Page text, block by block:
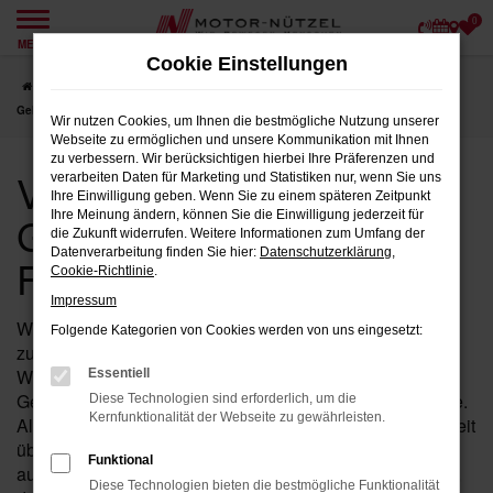
Zum
springen
MENÜ
0
Gebrauchtwagen für Fulda
VW Passat Variant
Gebrauchtwagen für
Fulda
Wenn Sie in der Nähe von Fulda nach einem
zuverlässigen Fahrzeug suchen, das Ihnen Qualität und
Wertigkeit bietet, dann ist ein Passat Variant von VW als
Gebrauchtwagen bei Motor-Nützel die ideale Wahl für Sie.
Als Ihr erfahrenes VW Autohaus in der Nähe von Fulda seit
über 90 Jahren, bieten wir Ihnen eine sorgfältig
ausgewählte Palette an Passat Variant Gebrauchtwagen,
Cookie Einstellungen
Wir nutzen Cookies, um Ihnen die bestmögliche Nutzung unserer
Webseite zu ermöglichen und unsere Kommunikation mit Ihnen
zu verbessern. Wir berücksichtigen hierbei Ihre Präferenzen und
verarbeiten Daten für Marketing und Statistiken nur, wenn Sie uns
Ihre Einwilligung geben. Wenn Sie zu einem späteren Zeitpunkt
Ihre Meinung ändern, können Sie die Einwilligung jederzeit für
die Zukunft widerrufen. Weitere Informationen zum Umfang der
Datenverarbeitung finden Sie hier: Datenschutzerklärung,
Cookie-Richtlinie.
Impressum
Folgende Kategorien von Cookies werden von uns eingesetzt:
Essentiell
Diese Technologien sind erforderlich, um die
Kernfunktionalität der Webseite zu gewährleisten.
Funktional
Diese Technologien bieten die bestmögliche Funktionalität